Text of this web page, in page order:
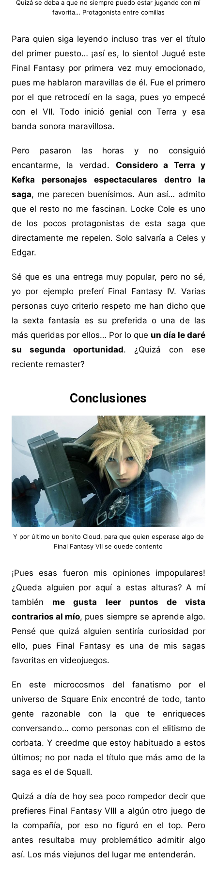
Quizá se deba a que no siempre puedo estar jugando con mi
favorita… Protagonista entre comillas
Para quien siga leyendo incluso tras ver el título
del primer puesto… ¡así es, lo siento! Jugué este
Final Fantasy por primera vez muy emocionado,
pues me hablaron maravillas de él. Fue el primero
por el que retrocedí en la saga, pues yo empecé
con el VII. Todo inició genial con Terra y esa
banda sonora maravillosa.
Pero pasaron las horas y no consiguió
encantarme, la verdad. Considero a Terra y
Kefka personajes espectaculares dentro la
saga, me parecen buenísimos. Aun así… admito
que el resto no me fascinan. Locke Cole es uno
de los pocos protagonistas de esta saga que
directamente me repelen. Solo salvaría a Celes y
Edgar.
Sé que es una entrega muy popular, pero no sé,
yo por ejemplo preferí Final Fantasy IV. Varias
personas cuyo criterio respeto me han dicho que
la sexta fantasía es su preferida o una de las
más queridas por ellos… Por lo que un día le daré
su segunda oportunidad. ¿Quizá con ese
reciente remaster?
Conclusiones
Y por último un bonito Cloud, para que quien esperase algo de
Final Fantasy VII se quede contento
¡Pues esas fueron mis opiniones impopulares!
¿Queda alguien por aquí a estas alturas? A mí
también me gusta leer puntos de vista
contrarios al mío, pues siempre se aprende algo.
Pensé que quizá alguien sentiría curiosidad por
ello, pues Final Fantasy es una de mis sagas
favoritas en videojuegos.
En este microcosmos del fanatismo por el
universo de Square Enix encontré de todo, tanto
gente razonable con la que te enriqueces
conversando… como personas con el elitismo de
corbata. Y creedme que estoy habituado a estos
últimos; no por nada el título que más amo de la
saga es el de Squall.
Quizá a día de hoy sea poco rompedor decir que
prefieres Final Fantasy VIII a algún otro juego de
la compañía, por eso no figuró en el top. Pero
antes resultaba muy problemático admitir algo
así. Los más viejunos del lugar me entenderán.